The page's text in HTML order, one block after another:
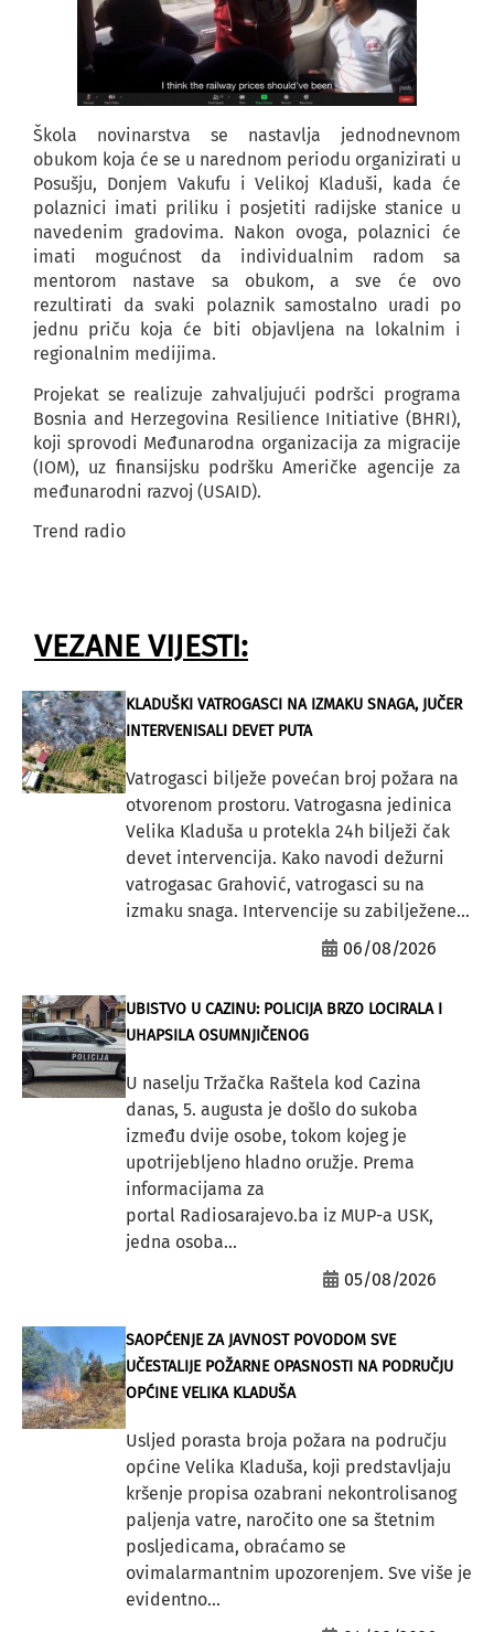
Škola novinarstva se nastavlja jednodnevnom
obukom koja će se u narednom periodu organizirati u
Posušju, Donjem Vakufu i Velikoj Kladuši, kada će
polaznici imati priliku i posjetiti radijske stanice u
navedenim gradovima. Nakon ovoga, polaznici će
imati mogućnost da individualnim radom sa
mentorom nastave sa obukom, a sve će ovo
rezultirati da svaki polaznik samostalno uradi po
jednu priču koja će biti objavljena na lokalnim i
regionalnim medijima.
Projekat se realizuje zahvaljujući podršci programa
Bosnia and Herzegovina Resilience Initiative (BHRI),
koji sprovodi Međunarodna organizacija za migracije
(IOM), uz finansijsku podršku Američke agencije za
međunarodni razvoj (USAID).
Trend radio
VEZANE VIJESTI:
KLADUŠKI VATROGASCI NA IZMAKU SNAGA, JUČER
INTERVENISALI DEVET PUTA
Vatrogasci bilježe povećan broj požara na
otvorenom prostoru. Vatrogasna jedinica
Velika Kladuša u protekla 24h bilježi čak
devet intervencija. Kako navodi dežurni
vatrogasac Grahović, vatrogasci su na
izmaku snaga. Intervencije su zabilježene...
06/08/2026
UBISTVO U CAZINU: POLICIJA BRZO LOCIRALA I
UHAPSILA OSUMNJIČENOG
U naselju Tržačka Raštela kod Cazina
danas, 5. augusta je došlo do sukoba
između dvije osobe, tokom kojeg je
upotrijebljeno hladno oružje. Prema
informacijama za
portal Radiosarajevo.ba iz MUP-a USK,
jedna osoba...
05/08/2026
SAOPĆENJE ZA JAVNOST POVODOM SVE
UČESTALIJE POŽARNE OPASNOSTI NA PODRUČJU
OPĆINE VELIKA KLADUŠA
Usljed porasta broja požara na području
općine Velika Kladuša, koji predstavljaju
kršenje propisa ozabrani nekontrolisanog
paljenja vatre, naročito one sa štetnim
posljedicama, obraćamo se
ovimalarmantnim upozorenjem. Sve više je
evidentno...